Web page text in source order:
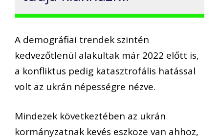
A demográfiai trendek szintén
kedvezőtlenül alakultak már 2022 előtt is,
a konfliktus pedig katasztrofális hatással
volt az ukrán népességre nézve.
Mindezek következtében az ukrán
kormányzatnak kevés eszköze van ahhoz,